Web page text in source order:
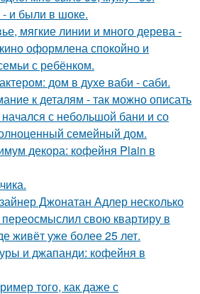
- и были в шоке.
мягкие линии и много дерева -
оформлена спокойно и
с ребёнком.
дом в духе ваби - саби.
к деталям - так можно описать
начался с небольшой бани и со
семейный дом.
декора: кофейня Plain в
Джонатан Адлер несколько
свою квартиру в
живёт уже более 25 лет.
и джапанди: кофейня в
того, как даже с